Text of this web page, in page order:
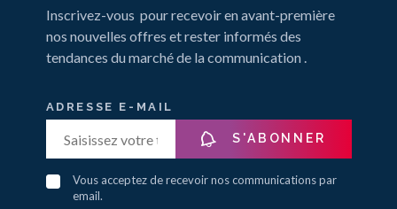
Inscrivez-vous pour recevoir en avant-première
nos nouvelles offres et rester informés des
tendances du marché de la communication .
ADRESSE E-MAIL
S'ABONNER
Vous acceptez de recevoir nos communications par
email.